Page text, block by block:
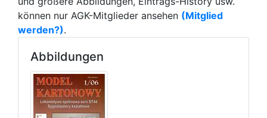
können nur AGK-Mitglieder ansehen (Mitglied
werden?).
Abbildungen